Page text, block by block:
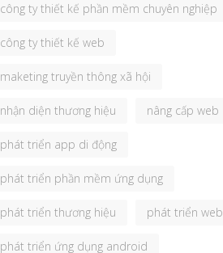
công ty thiết kế phần mềm chuyên nghiệp
công ty thiết kế web
maketing truyền thông xã hội
nhận diện thương hiệu nâng cấp web
phát triển app di động
phát triển phần mềm ứng dụng
phát triển thương hiệu phát triển web
phát triển ứng dụng android